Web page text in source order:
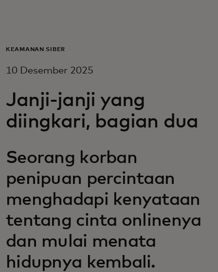
Untuk bisnis
Untuk inovator
KEAMANAN SIBER
10 Desember 2025
Janji-janji yang
diingkari, bagian dua
Seorang korban
penipuan percintaan
menghadapi kenyataan
tentang cinta onlinenya
dan mulai menata
hidupnya kembali.